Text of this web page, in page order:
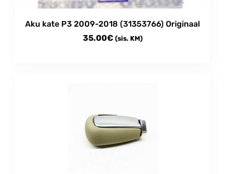
Aku kate P3 2009-2018 (31353766) Originaal
35.00€ (sis. KM)